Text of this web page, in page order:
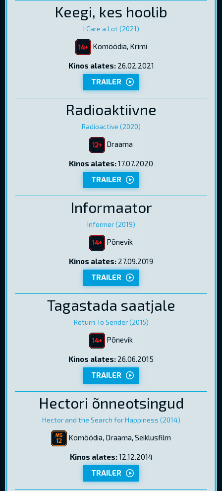
Keegi, kes hoolib
I Care a Lot (2021)
Komöödia, Krimi
Kinos alates:26.02.2021
TRAILER
Radioaktiivne
Radioactive (2020)
Draama
Kinos alates:17.07.2020
TRAILER
Informaator
Informer (2019)
Põnevik
Kinos alates: 27.09.2019
TRAILER
Tagastada saatjale
Return To Sender (2015)
Põnevik
Kinos alates: 26.06.2015
TRAILER
Hectori õnneotsingud
Hector and the Search for Happiness (2014)
Komöödia, Draama, Seiklusfilm
Kinos alates:12.12.2014
TRAILER